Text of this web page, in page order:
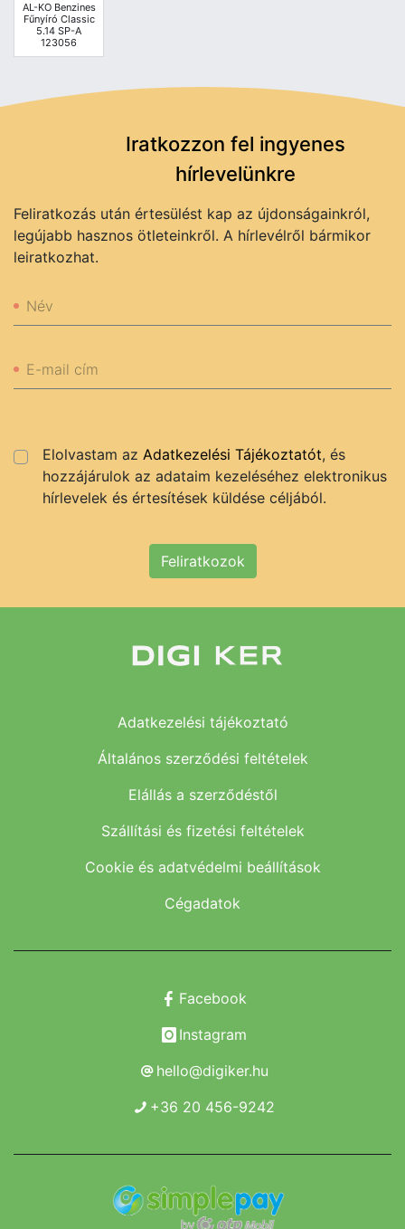
AL-KO Benzines
Fűnyíró Classic
5.14 SP-A
123056
Iratkozzon fel ingyenes
hírlevelünkre
Feliratkozás után értesülést kap az újdonságainkról,
legújabb hasznos ötleteinkről. A hírlevélről bármikor
leiratkozhat.
Név
E-mail cím
Elolvastam az Adatkezelési Tájékoztatót, és
hozzájárulok az adataim kezeléséhez elektronikus
hírlevelek és értesítések küldése céljából.
Feliratkozok
Adatkezelési tájékoztató
Általános szerződési feltételek
Elállás a szerződéstől
Szállítási és fizetési feltételek
Cookie és adatvédelmi beállítások
Cégadatok
Facebook
Instagram
hello@digiker.hu
+36 20 456-9242